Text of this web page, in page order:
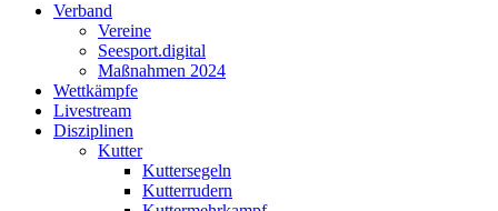
Verband
Vereine
Seesport.digital
Maßnahmen 2024
Wettkämpfe
Livestream
Disziplinen
Kutter
Kuttersegeln
Kutterrudern